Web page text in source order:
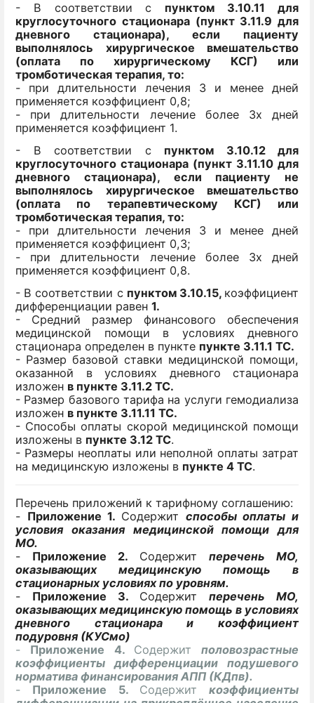
- В соответствии с пунктом 3.10.11 для
круглосуточного стационара (пункт 3.11.9 для
дневного стационара), если пациенту
выполнялось хирургическое вмешательство
(оплата по хирургическому КСГ) или
тромботическая терапия, то:
- при длительности лечения 3 и менее дней
применяется коэффициент 0,8;
- при длительности лечение более 3х дней
применяется коэффициент 1.
- В соответствии с пунктом 3.10.12 для
круглосуточного стационара (пункт 3.11.10 для
дневного стационара), если пациенту не
выполнялось хирургическое вмешательство
(оплата по терапевтическому КСГ) или
тромботическая терапия, то:
- при длительности лечения 3 и менее дней
применяется коэффициент 0,3;
- при длительности лечение более 3х дней
применяется коэффициент 0,8.
- В соответствии с пунктом 3.10.15, коэффициент
дифференциации равен 1.
- Средний размер финансового обеспечения
медицинской помощи в условиях дневного
стационара определен в пункте пункте 3.11.1 ТС.
- Размер базовой ставки медицинской помощи,
оказанной в условиях дневного стационара
изложен в пункте 3.11.2 ТС.
- Размер базового тарифа на услуги гемодиализа
изложен в пункте 3.11.11 ТС.
- Способы оплаты скорой медицинской помощи
изложены в пункте 3.12 ТС.
- Размеры неоплаты или неполной оплаты затрат
на медицинскую изложены в пункте 4 ТС.
Перечень приложений к тарифному соглашению:
- Приложение 1. Содержит способы оплаты и
условия оказания медицинской помощи для
МО.
-
Приложение 2. Содержит перечень МО,
оказывающих медицинскую помощь в
стационарных условиях по уровням.
-
Приложение 3. Содержит перечень МО,
оказывающих медицинскую помощь в условиях
дневного стационара и коэффициент
подуровня (КУСмо)
- Приложение 4. Содержит половозрастные
коэффициенты дифференциации подушевого
норматива финансирования АПП (КДпв).
- Приложение 5. Содержит коэффициенты